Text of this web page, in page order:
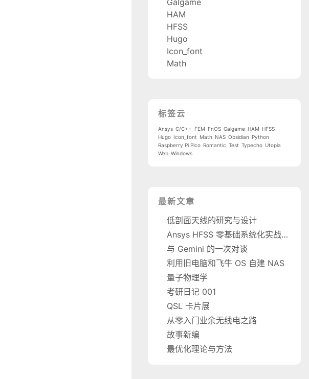
Galgame
HAM
HFSS
Hugo
Icon_font
Math
标签云
Ansys C/C++ FEM FnOS Galgame HAM HFSS
Hugo Icon_font Math NAS Obsidian Python
Raspberry Pi Pico Romantic Test Typecho Utopia
Web Windows
最新文章
低剖面天线的研究与设计
Ansys HFSS 零基础系统化实战教程
与 Gemini 的一次对谈
利用旧电脑和飞牛 OS 自建 NAS
量子物理学
考研日记 001
QSL 卡片展
从零入门业余无线电之路
故事新编
最优化理论与方法